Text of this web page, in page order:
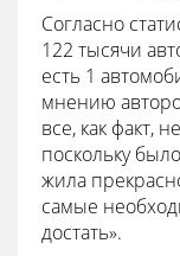
Согласно
122 тысячи
есть 1
мнению
все, как факт,
поскольку
жила
самые
достать».